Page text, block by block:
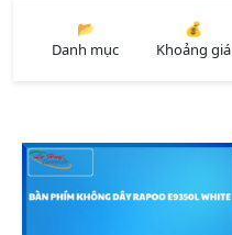
📂
Danh mục
💰
Khoảng giá